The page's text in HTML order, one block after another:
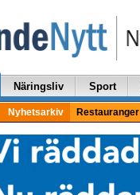
Näringsliv Sport
Nyhetsarkiv Restauranger